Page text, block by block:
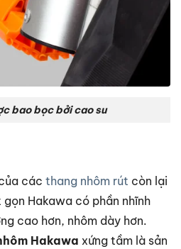
bao bọc bởi cao su
các thang nhôm rút còn lại
Hakawa có phần nhĩnh
cao hơn, nhôm dày hơn.
Hakawa xứng tầm là sản